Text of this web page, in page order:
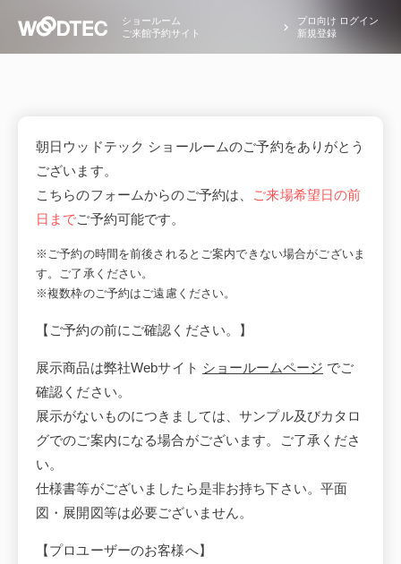
ショールーム
ご来館予約サイト
プロ向け ログイン
新規登録
朝日ウッドテック ショールームのご予約をありがとう
ございます。
こちらのフォームからのご予約は、
ご来場希望日の前
日までご予約可能です。
※ご予約の時間を前後されるとご案内できない場合がございま
す。ご了承ください。
※複数枠のご予約はご遠慮ください。
【ご予約の前にご確認ください。】
展示商品は弊社Webサイト ショールームページ でご
確認ください。
展示がないものにつきましては、サンプル及びカタロ
グでのご案内になる場合がございます。ご了承くださ
い。
仕様書等がございましたら是非お持ち下さい。平面
図・展開図等は必要ございません。
【プロユーザーのお客様へ】